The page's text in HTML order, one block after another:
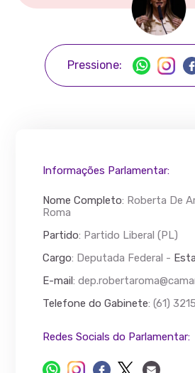
Pressione:
Informações Parlamentar:
Nome Completo: Roberta De
Roma
Partido: Partido Liberal (PL)
Cargo: Deputada Federal -
E-mail:
Telefone do Gabinete: (61)
Redes Socials do Parlamentar: